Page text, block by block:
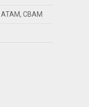
CBAM